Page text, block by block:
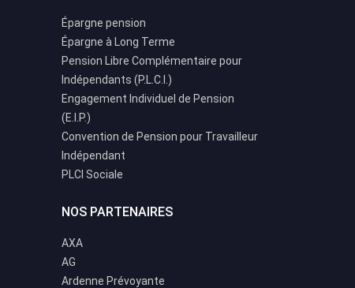
Épargne pension
Épargne à Long Terme
Pension Libre Complémentaire pour
Indépendants (P.L.C.I.)
Engagement Individuel de Pension
(E.I.P.)
Convention de Pension pour Travailleur
Indépendant
PLCI Sociale
NOS PARTENAIRES
AXA
AG
Ardenne Prévoyante